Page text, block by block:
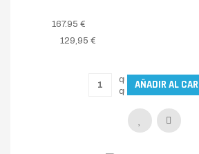
167.95 €
129,95 €